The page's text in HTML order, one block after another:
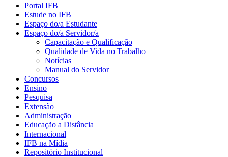
Portal IFB
Estude no IFB
Espaço do/a Estudante
Espaço do/a Servidor/a
Capacitação e Qualificação
Qualidade de Vida no Trabalho
Notícias
Manual do Servidor
Concursos
Ensino
Pesquisa
Extensão
Administração
Educação a Distância
Internacional
IFB na Mídia
Repositório Institucional